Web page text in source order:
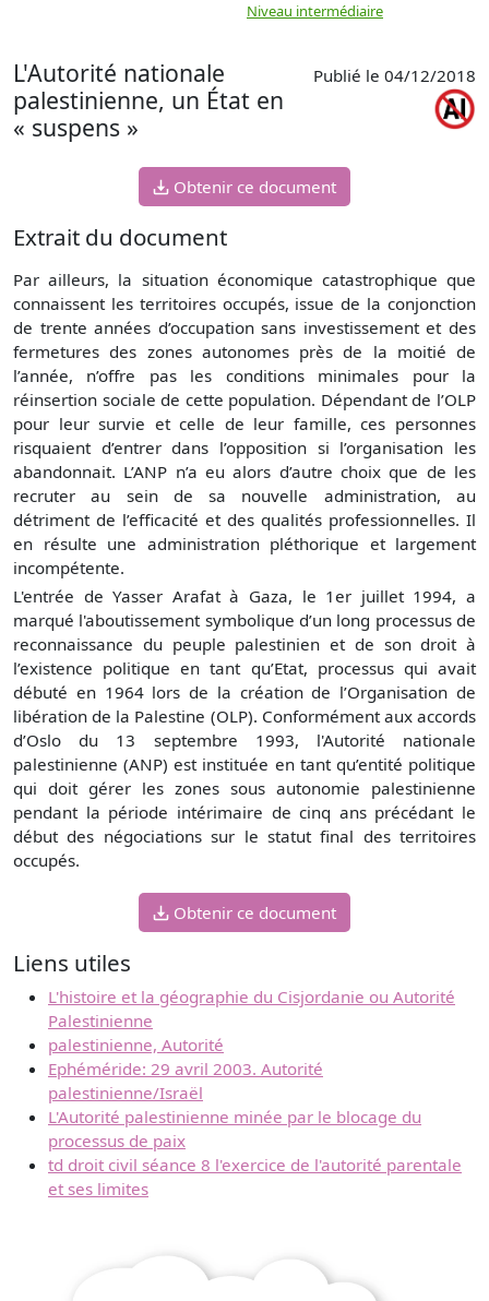
Niveau intermédiaire
L'Autorité nationale
palestinienne, un État en
« suspens »
Publié le 04/12/2018
Obtenir ce document
Extrait du document
Par ailleurs, la situation économique catastrophique que
connaissent les territoires occupés, issue de la conjonction
de trente années d’occupation sans investissement et des
fermetures des zones autonomes près de la moitié de
l’année, n’offre pas les conditions minimales pour la
réinsertion sociale de cette population. Dépendant de l’OLP
pour leur survie et celle de leur famille, ces personnes
risquaient d’entrer dans l’opposition si l’organisation les
abandonnait. L’ANP n’a eu alors d’autre choix que de les
recruter au sein de sa nouvelle administration, au
détriment de l’efficacité et des qualités professionnelles. Il
en résulte une administration pléthorique et largement
incompétente.
L'entrée de Yasser Arafat à Gaza, le 1er juillet 1994, a
marqué l'aboutissement symbolique d’un long processus de
reconnaissance du peuple palestinien et de son droit à
l’existence politique en tant qu’Etat, processus qui avait
débuté en 1964 lors de la création de l’Organisation de
libération de la Palestine (OLP). Conformément aux accords
d’Oslo du 13 septembre 1993, l'Autorité nationale
palestinienne (ANP) est instituée en tant qu’entité politique
qui doit gérer les zones sous autonomie palestinienne
pendant la période intérimaire de cinq ans précédant le
début des négociations sur le statut final des territoires
occupés.
Obtenir ce document
Liens utiles
L'histoire et la géographie du Cisjordanie ou Autorité
Palestinienne
palestinienne, Autorité
Ephéméride: 29 avril 2003. Autorité
palestinienne/Israël
L'Autorité palestinienne minée par le blocage du
processus de paix
td droit civil séance 8 l'exercice de l'autorité parentale
et ses limites